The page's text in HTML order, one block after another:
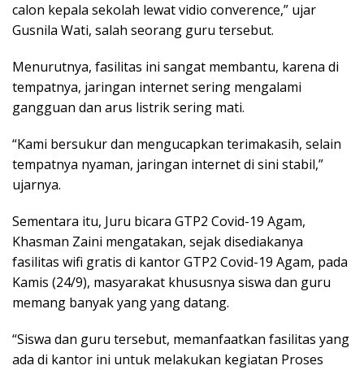
calon kepala sekolah lewat vidio converence,” ujar
Gusnila Wati, salah seorang guru tersebut.
Menurutnya, fasilitas ini sangat membantu, karena di
tempatnya, jaringan internet sering mengalami
gangguan dan arus listrik sering mati.
“Kami bersukur dan mengucapkan terimakasih, selain
tempatnya nyaman, jaringan internet di sini stabil,”
ujarnya.
Sementara itu, Juru bicara GTP2 Covid-19 Agam,
Khasman Zaini mengatakan, sejak disediakanya
fasilitas wifi gratis di kantor GTP2 Covid-19 Agam, pada
Kamis (24/9), masyarakat khususnya siswa dan guru
memang banyak yang yang datang.
“Siswa dan guru tersebut, memanfaatkan fasilitas yang
ada di kantor ini untuk melakukan kegiatan Proses